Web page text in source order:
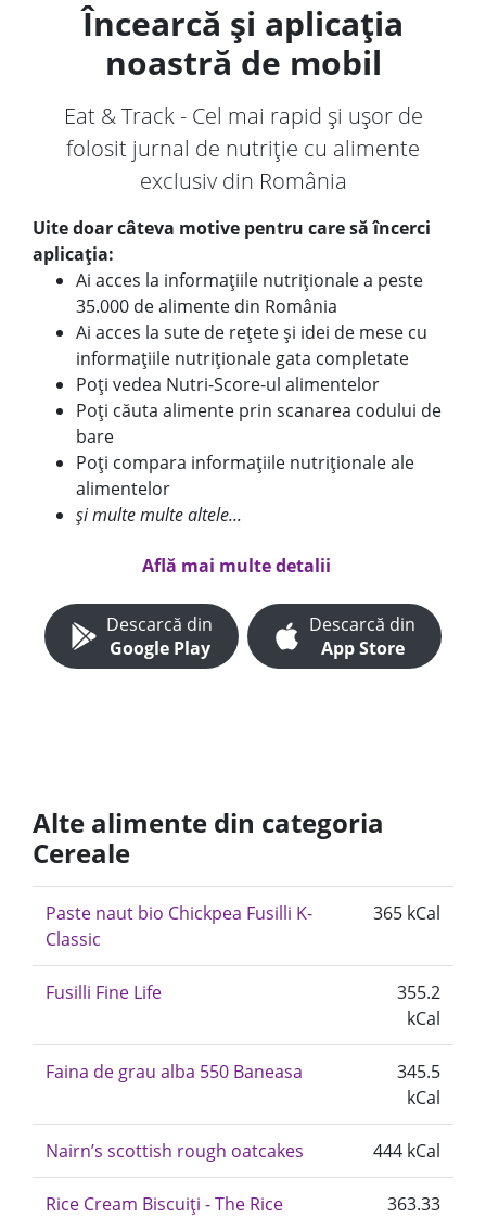
Încearcă și aplicația
noastră de mobil
Eat & Track - Cel mai rapid și ușor de
folosit jurnal de nutriție cu alimente
exclusiv din România
Uite doar câteva motive pentru care să încerci
aplicația:
Ai acces la informațiile nutriționale a peste
35.000 de alimente din România
Ai acces la sute de rețete și idei de mese cu
informațiile nutriționale gata completate
Poți vedea Nutri-Score-ul alimentelor
Poți căuta alimente prin scanarea codului de
bare
Poți compara informațiile nutriționale ale
alimentelor
și multe multe altele...
Află mai multe detalii
Descarcă din
Google Play
Descarcă din
App Store
Alte alimente din categoria
Cereale
Paste naut bio Chickpea Fusilli K-
Classic
365 kCal
Fusilli Fine Life
355.2
kCal
Faina de grau alba 550 Baneasa
345.5
kCal
Nairn’s scottish rough oatcakes 444 kCal
Rice Cream Biscuiți - The Rice
363.33